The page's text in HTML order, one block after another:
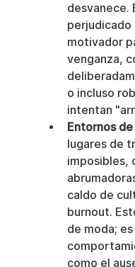
desvanece.
perjudicado
motivador
venganza,
o incluso
intentan
Entornos
lugares de
imposibles,
caldo de
burnout.
de moda;
como el